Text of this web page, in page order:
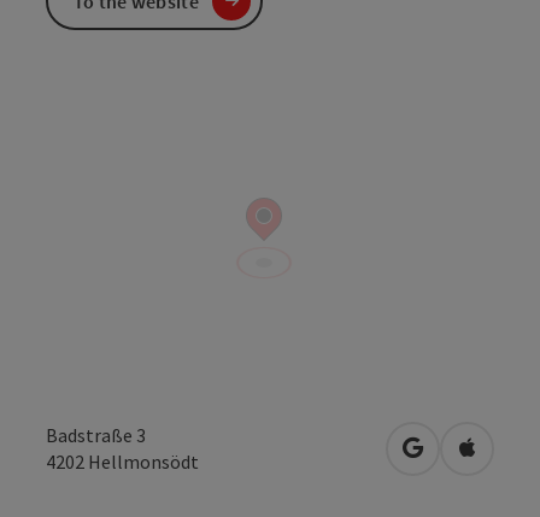
Badstraße 3
4202 Hellmonsödt open inOpen in